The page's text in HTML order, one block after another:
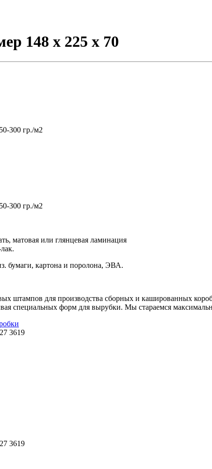
148 х 225 х 70
300 гр./м2
300 гр./м2
матовая или глянцевая ламинация
бумаги, картона и поролона, ЭВА.
штампов для производства сборных и кашированных
специальных форм для вырубки. Мы стараемся
3619
3619